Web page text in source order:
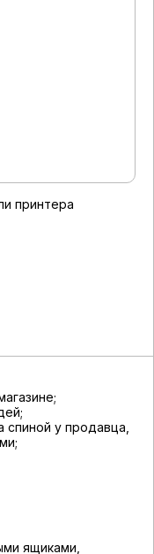
принтера
у продавца,
ящиками,